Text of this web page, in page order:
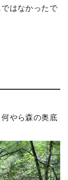
はなかったで
やら森の奥底